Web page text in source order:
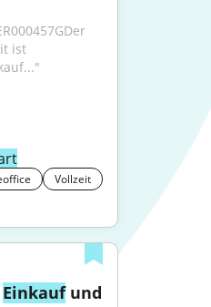
ist
Vollzeit
Einkauf und